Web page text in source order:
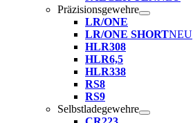
Präzisionsgewehre
LR/ONE
LR/ONE SHORTNEU
HLR308
HLR6,5
HLR338
RS8
RS9
Selbstladegewehre